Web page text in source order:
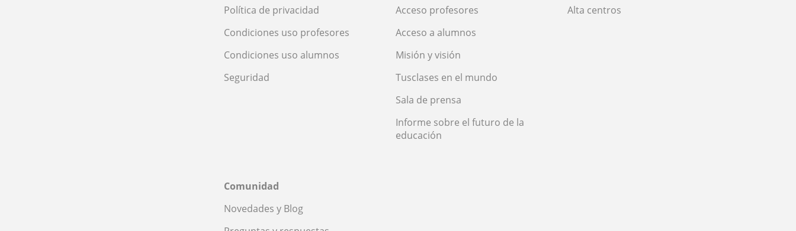
Política de privacidad
Condiciones uso profesores
Condiciones uso alumnos
Seguridad
Acceso profesores
Acceso a alumnos
Misión y visión
Tusclases en el mundo
Sala de prensa
Informe sobre el futuro de la
educación
Alta centros
Comunidad
Novedades y Blog